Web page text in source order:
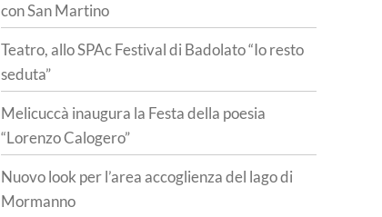
con San Martino
Teatro, allo SPAc Festival di Badolato “Io resto
seduta”
Melicuccà inaugura la Festa della poesia
“Lorenzo Calogero”
Nuovo look per l’area accoglienza del lago di
Mormanno